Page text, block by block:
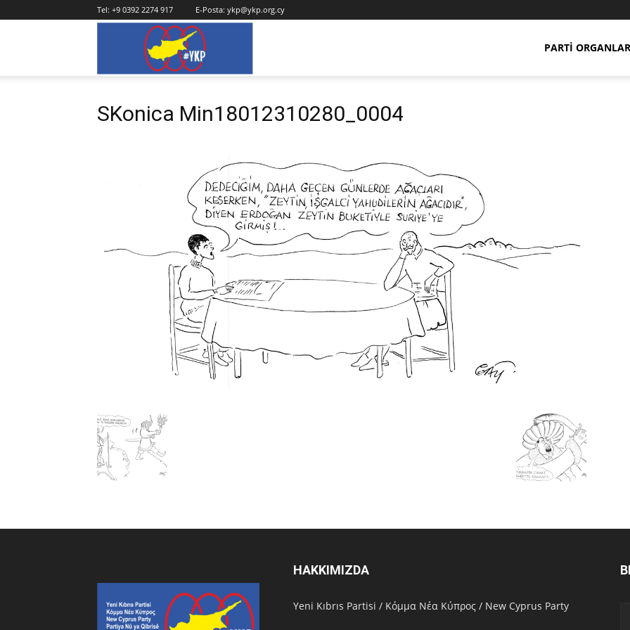
Tel: +9 0392 2274 917 E-Posta: ykp@ykp.org.cy
PARTI
SKonica Min18012310280_0004
HAKKIMIZDA
Υeni Kıbrıs Partisi / Κόμμα Νέα Κύπρος / New Cyprus Party